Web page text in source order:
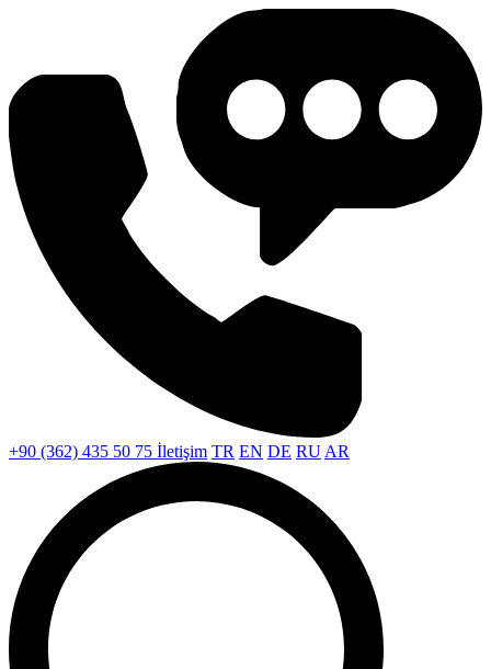
+90 (362) 435 50 75 İletişim TR EN DE RU AR